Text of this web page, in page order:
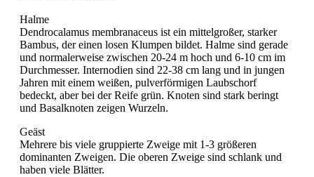
Halme
Dendrocalamus membranaceus ist ein mittelgroßer, starker
Bambus, der einen losen Klumpen bildet. Halme sind gerade
und normalerweise zwischen 20-24 m hoch und 6-10 cm im
Durchmesser. Internodien sind 22-38 cm lang und in jungen
Jahren mit einem weißen, pulverförmigen Laubschorf
bedeckt, aber bei der Reife grün. Knoten sind stark beringt
und Basalknoten zeigen Wurzeln.
Geäst
Mehrere bis viele gruppierte Zweige mit 1-3 größeren
dominanten Zweigen. Die oberen Zweige sind schlank und
haben viele Blätter.